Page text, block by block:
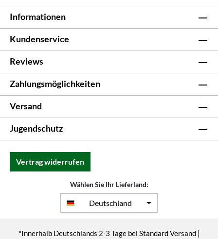
Informationen
Kundenservice
Reviews
Zahlungsmöglichkeiten
Versand
Jugendschutz
Vertrag widerrufen
Wählen Sie Ihr Lieferland:
Deutschland
*Innerhalb Deutschlands 2-3 Tage bei Standard Versand |